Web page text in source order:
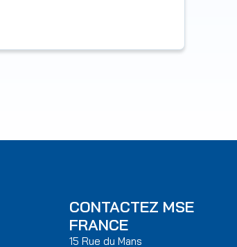
CONTACTEZ MSE
FRANCE
15 Rue du Mans